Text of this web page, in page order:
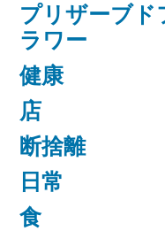
プリザーブド
ラワー
健康
店
断捨離
日常
食